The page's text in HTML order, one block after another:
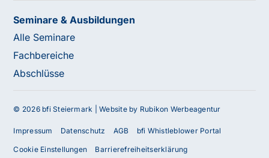
Seminare & Ausbildungen
Alle Seminare
Fachbereiche
Abschlüsse
© 2026 bfi Steiermark |Website by Rubikon Werbeagentur
Impressum Datenschutz AGB bfi Whistleblower Portal
Cookie Einstellungen Barrierefreiheitserklärung